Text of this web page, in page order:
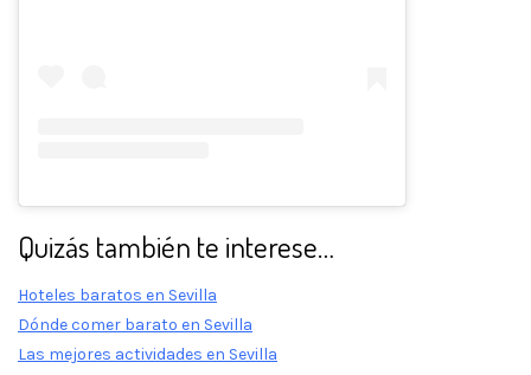
Quizás también te interese…
Hoteles baratos en Sevilla
Dónde comer barato en Sevilla
Las mejores actividades en Sevilla